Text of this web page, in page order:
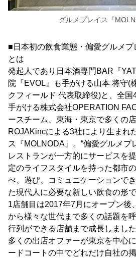
グルメプレイス『
■日本初の飲食業態・偏愛グルメプ
とは
発起人であり日本酒専門BAR『
院『EVOL』も手がける山本 将守(
クフィールド 代表取締役)と、全
手がける株式会社OPERATION
ースチーム、東海・東京で多くの
ROJAKincによる3社により生まれ
ス『MOLNODA』。“偏愛グルメプ
レストランが一方的にサービスを
定のライフスタイルを持った都市
べ、遊び、コミュニケーションで
た現代人に必要な新しい飲食の形で
1店舗目は2017年7月にオープン後
から様々な世代まで多くの話題を
行列ができる店舗まで成長しました
多くの出店オファーが東京を中心
ードコートの中でどれだけ自社の